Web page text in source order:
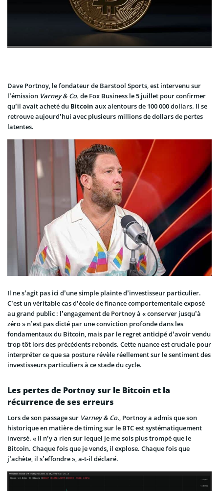
Dave Portnoy, le fondateur de Barstool Sports, est intervenu sur
l’émission Varney & Co. de Fox Business le 5 juillet pour confirmer
qu’il avait acheté du Bitcoin aux alentours de 100 000 dollars. Il se
retrouve aujourd’hui avec plusieurs millions de dollars de pertes
latentes.
Il ne s’agit pas ici d’une simple plainte d’investisseur particulier.
C’est un véritable cas d’école de finance comportementale exposé
au grand public : l’engagement de Portnoy à « conserver jusqu’à
zéro » n’est pas dicté par une conviction profonde dans les
fondamentaux du Bitcoin, mais par le regret anticipé d’avoir vendu
trop tôt lors des précédents rebonds. Cette nuance est cruciale pour
interpréter ce que sa posture révèle réellement sur le sentiment des
investisseurs particuliers à ce stade du cycle.
Les pertes de Portnoy sur le Bitcoin et la
récurrence de ses erreurs
Lors de son passage sur Varney & Co., Portnoy a admis que son
historique en matière de timing sur le BTC est systématiquement
inversé. « Il n’y a rien sur lequel je me sois plus trompé que le
Bitcoin. Chaque fois que je vends, il explose. Chaque fois que
j’achète, il s’effondre », a-t-il déclaré.